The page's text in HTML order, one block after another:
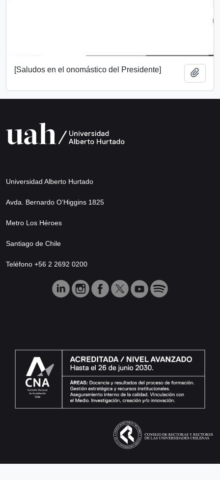
[Saludos en el onomástico del Presidente]
Universidad Alberto Hurtado
Avda. Bernardo O’Higgins 1825
Metro Los Héroes
Santiago de Chile
Teléfono +56 2 2692 0200